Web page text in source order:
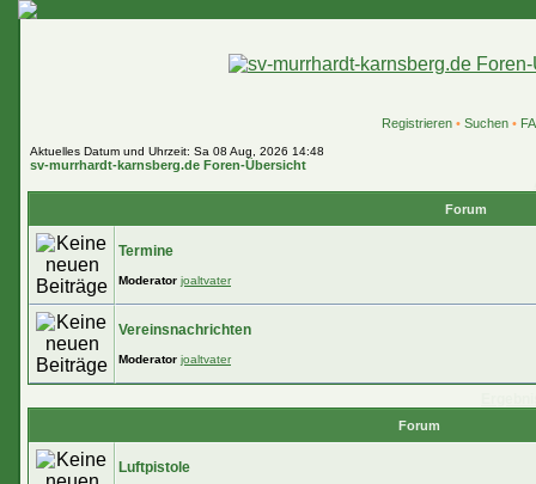
Registrieren• Suchen•
Aktuelles Datum und Uhrzeit: Sa 08 Aug, 2026 14:48
sv-murrhardt-karnsberg.de Foren-Übersicht
Forum
Termine
Moderator joaltvater
Vereinsnachrichten
Moderator joaltvater
Forum
Luftpistole